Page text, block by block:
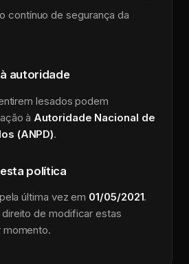
contínuo de segurança da
autoridade
lesados podem
à Autoridade Nacional de
(ANPD).
política
última vez em 01/05/2021.
de modificar estas
momento.